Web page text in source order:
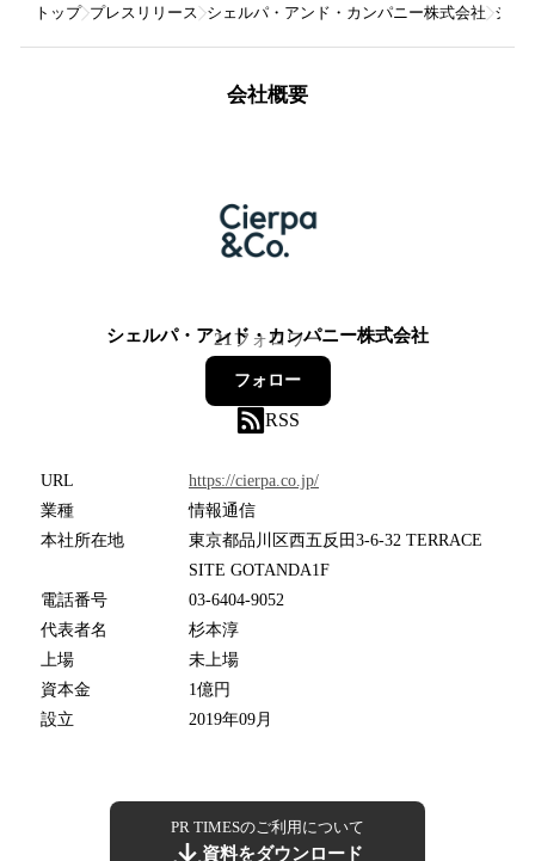
トップ プレスリリース シェルパ・アンド・カンパニー株式会社 シェ
会社概要
シェルパ・アンド・カンパニー株式会社
21フォロワー
フォロー
RSS
URL
https://cierpa.co.jp/
業種
情報通信
本社所在地
東京都品川区西五反田3-6-32 TERRACE
SITE GOTANDA1F
電話番号
03-6404-9052
代表者名
杉本淳
上場
未上場
資本金
1億円
設立
2019年09月
PR TIMESのご利用について
資料をダウンロード